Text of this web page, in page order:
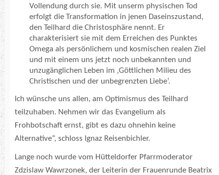
Vollendung durch sie. Mit unserm physischen Tod
erfolgt die Transformation in jenen Daseinszustand,
den Teilhard die Christosphäre nennt. Er
charakterisiert sie mit dem Erreichen des Punktes
Omega als persönlichem und kosmischen realen Ziel
und mit einem uns jetzt noch unbekannten und
unzugänglichen Leben im ‚Göttlichen Milieu des
Christischen und der unbegrenzten Liebe‘.
Ich wünsche uns allen, am Optimismus des Teilhard
teilzuhaben. Nehmen wir das Evangelium als
Frohbotschaft ernst, gibt es dazu ohnehin keine
Alternative“, schloss Ignaz Reisenbichler.
Lange noch wurde vom Hütteldorfer Pfarrmoderator
Zdzislaw Wawrzonek, der Leiterin der Frauenrunde Beatrix